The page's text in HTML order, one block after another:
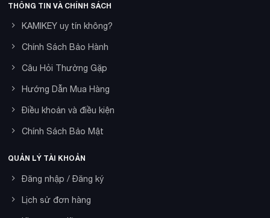
THÔNG TIN VÀ CHÍNH SÁCH
KAMIKEY uy tín không?
Chính Sách Bảo Hành
Câu Hỏi Thường Gặp
Hướng Dẫn Mua Hàng
Điều khoản và điều kiện
Chính Sách Bảo Mật
QUẢN LÝ TÀI KHOẢN
Đăng nhập / Đăng ký
Lịch sử đơn hàng